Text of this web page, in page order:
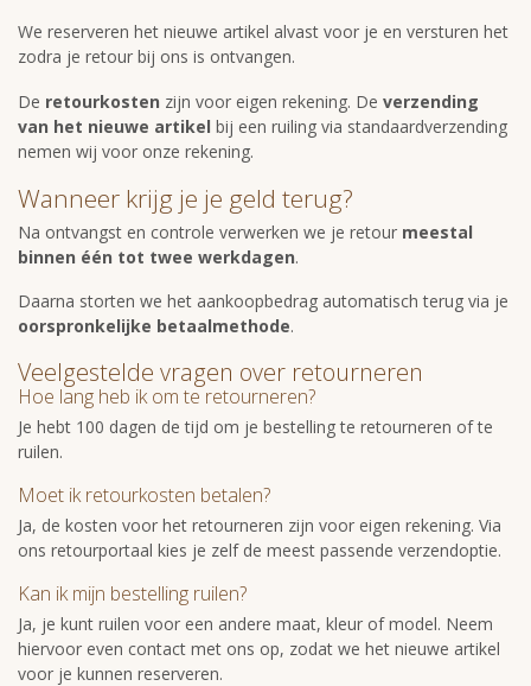
We reserveren het nieuwe artikel alvast voor je en versturen het
zodra je retour bij ons is ontvangen.
De retourkosten zijn voor eigen rekening. De verzending
van het nieuwe artikel bij een ruiling via standaardverzending
nemen wij voor onze rekening.
Wanneer krijg je je geld terug?
Na ontvangst en controle verwerken we je retour meestal
binnen één tot twee werkdagen.
Daarna storten we het aankoopbedrag automatisch terug via je
oorspronkelijke betaalmethode.
Veelgestelde vragen over retourneren
Hoe lang heb ik om te retourneren?
Je hebt 100 dagen de tijd om je bestelling te retourneren of te
ruilen.
Moet ik retourkosten betalen?
Ja, de kosten voor het retourneren zijn voor eigen rekening. Via
ons retourportaal kies je zelf de meest passende verzendoptie.
Kan ik mijn bestelling ruilen?
Ja, je kunt ruilen voor een andere maat, kleur of model. Neem
hiervoor even contact met ons op, zodat we het nieuwe artikel
voor je kunnen reserveren.